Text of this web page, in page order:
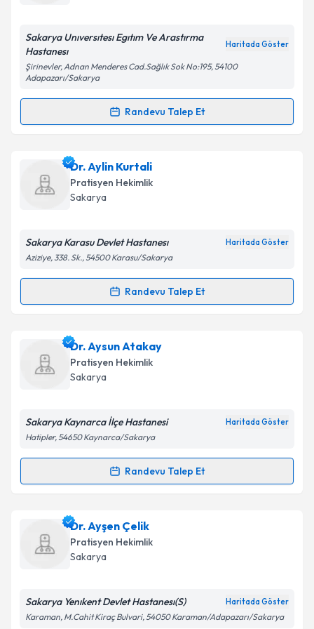
Kişisel verilerimin işlenmesine ilişkin
Metni'ni okudum ve kişisel verilerimin belirtilen
kapsamda işlenmesini kabul ediyorum.
Sakarya Unıversıtesı Egıtım Ve Arastırma
Hastanesı
Haritada Göster
Şirinevler, Adnan Menderes Cad.Sağlık Sok No:195, 54100
Adapazarı/Sakarya
Randevu Talep Et
Randevu Takvimi Talebi
Dr. Ali Subaşıiçin randevu takvimi talebi oluşturun.
Size bu uzmandan randevu almanız için bir takvim
hazırlandığında e-posta ile bilgilendireceğiz.
Kişisel verilerimin işlenmesine ilişkin
Metni'ni okudum ve kişisel verilerimin belirtilen
Takvim Talebini Gönder
Dr. Aylin Kurtali
Pratisyen Hekimlik
Sakarya
Sakarya Karasu Devlet Hastanesı Haritada Göster
Aziziye, 338. Sk., 54500 Karasu/Sakarya
Randevu Talep Et
Randevu Takvimi Talebi
Dr. Aylin Kurtali için randevu takvimi talebi oluşturun.
Size bu uzmandan randevu almanız için bir takvim
hazırlandığında e-posta ile bilgilendireceğiz.
Kişisel verilerimin işlenmesine ilişkin
Metni'ni okudum ve kişisel verilerimin belirtilen
Takvim Talebini Gönder
Dr. Aysun Atakay
Pratisyen Hekimlik
Sakarya
Sakarya Kaynarca İlçe Hastanesi Haritada Göster
Hatipler, 54650 Kaynarca/Sakarya
Randevu Talep Et
Randevu Takvimi Talebi
Dr. Aysun Atakayiçin randevu takvimi talebi
oluşturun. Size bu uzmandan randevu almanız için bir
takvim hazırlandığında e-posta ile bilgilendireceğiz.
Dr. Ayşen Çelik
Pratisyen Hekimlik
Sakarya
Sakarya Yenıkent Devlet Hastanesı(S) Haritada Göster
Karaman, M.Cahit Kiraç Bulvari, 54050 Karaman/Adapazarı/Sakarya